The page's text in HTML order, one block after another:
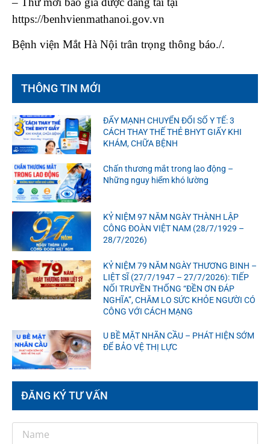
https://benhvienmathanoi.gov.vn
Bệnh viện Mắt Hà Nội trân trọng thông báo./.
THÔNG TIN MỚI
ĐẨY MẠNH CHUYỂN ĐỔI SỐ Y TẾ: 3
CÁCH THAY THẾ THẺ BHYT GIẤY KHI
KHÁM, CHỮA BỆNH
Chấn thương mắt trong lao động –
Những nguy hiểm khó lường
KỶ NIỆM 97 NĂM NGÀY THÀNH LẬP
CÔNG ĐOÀN VIỆT NAM (28/7/1929 –
28/7/2026)
KỶ NIỆM 79 NĂM NGÀY THƯƠNG BINH –
LIỆT SĨ (27/7/1947 – 27/7/2026): TIẾP
NỐI TRUYỀN THỐNG “ĐỀN ƠN ĐÁP
NGHĨA”, CHĂM LO SỨC KHỎE NGƯỜI CÓ
CÔNG VỚI CÁCH MẠNG
U BỀ MẶT NHÃN CẦU – PHÁT HIỆN SỚM
ĐỂ BẢO VỆ THỊ LỰC
ĐĂNG KÝ TƯ VẤN